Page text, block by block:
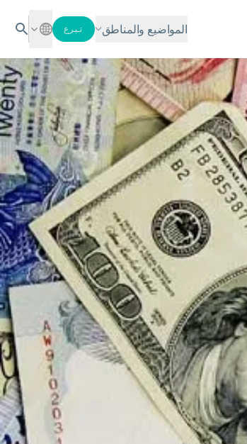
المواضيع والمناطق تبرع